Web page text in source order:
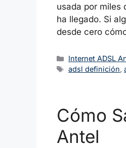
usada por miles
ha llegado. Si
desde cero
Categorías
Internet ADSL
Etiquetas
adsl definición,
Cómo
Antel